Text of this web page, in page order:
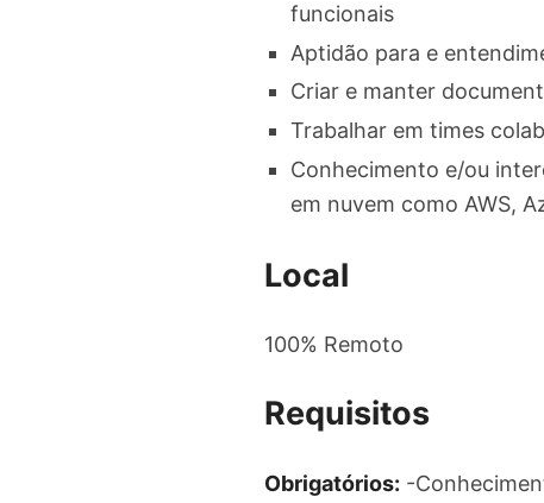
funcionais
Aptidão para e
Criar e manter
Trabalhar em times
Conhecimento e/ou
em nuvem como AWS,
Local
100% Remoto
Requisitos
Obrigatórios: -